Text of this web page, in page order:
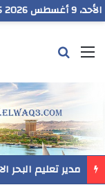
الأحد، 9 أغسطس 2026 3:45 ص
القائمة